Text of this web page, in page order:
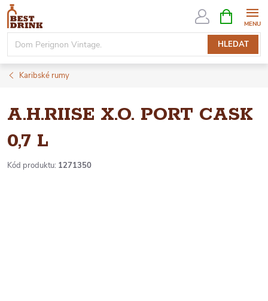
Přejít
obsah
HLEDAT
NÁKUPNÍ
KOŠÍK
Karibské rumy
A.H.RIISE X.O. PORT CASK
0,7 L
Kód produktu: 1271350